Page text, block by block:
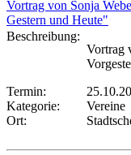
Vortrag von Sonja
Gestern und Heute"
Beschreibung:
Vortrag
Termin:
Kategorie:
Vereine
Ort: